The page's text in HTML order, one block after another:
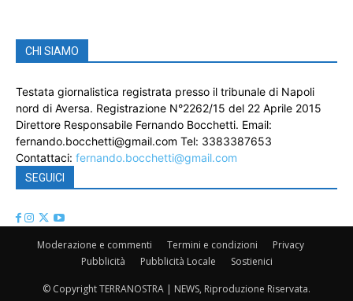
CHI SIAMO
Testata giornalistica registrata presso il tribunale di Napoli
nord di Aversa. Registrazione N°2262/15 del 22 Aprile 2015
Direttore Responsabile Fernando Bocchetti. Email:
fernando.bocchetti@gmail.com Tel: 3383387653
Contattaci: fernando.bocchetti@gmail.com
SEGUICI
Moderazione e commenti Termini e condizioni
Privacy
Pubblicità
Pubblicità Locale Sostienici
© Copyright TERRANOSTRA | NEWS, Riproduzione Riservata.